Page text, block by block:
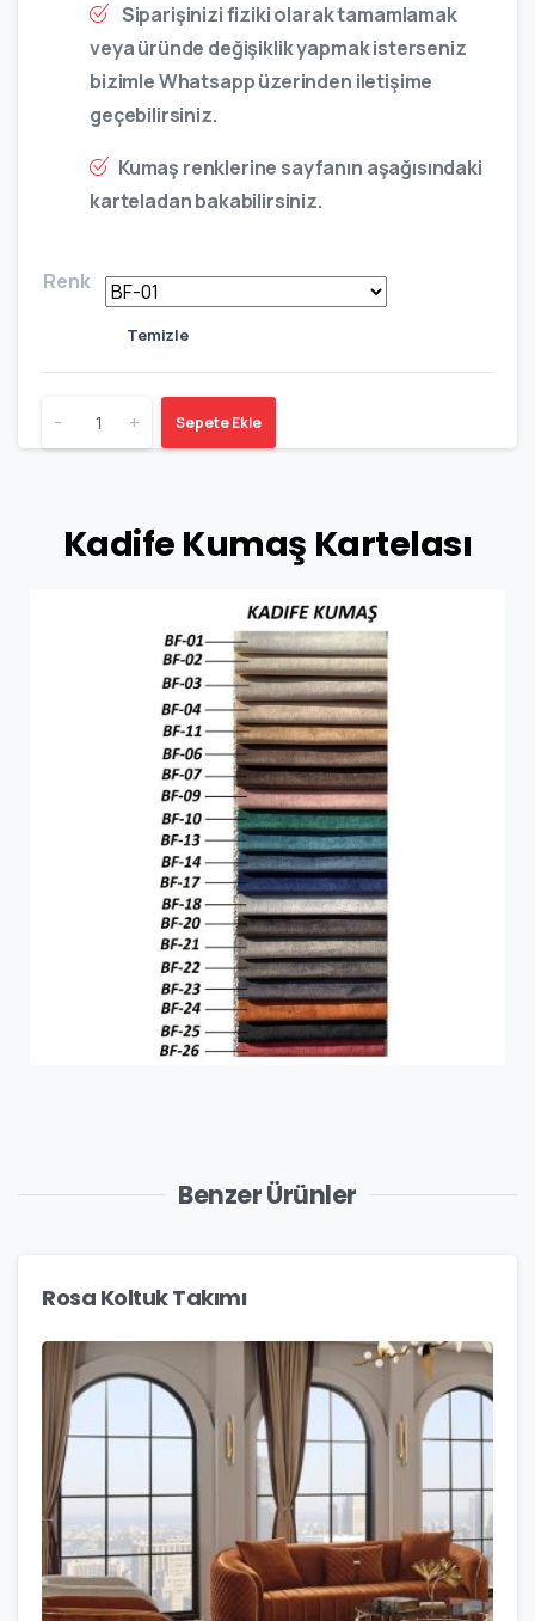
Siparişinizi fiziki olarak tamamlamak
veya üründe değişiklik yapmak isterseniz
bizimle Whatsapp üzerinden iletişime
geçebilirsiniz.
Kumaş renklerine sayfanın aşağısındaki
karteladan bakabilirsiniz.
Renk
Temizle
- + Sepete Ekle
Kadife Kumaş Kartelası
Benzer Ürünler
Rosa Koltuk Takımı